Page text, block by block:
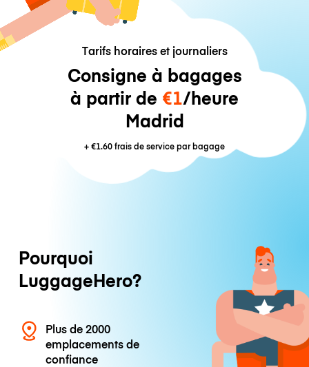
Tarifs horaires et journaliers
Consigne à bagages
à partir de €1/heure
Madrid
+€1.60frais de service par bagage
Pourquoi
LuggageHero?
Plus de 2000
emplacements de
confiance